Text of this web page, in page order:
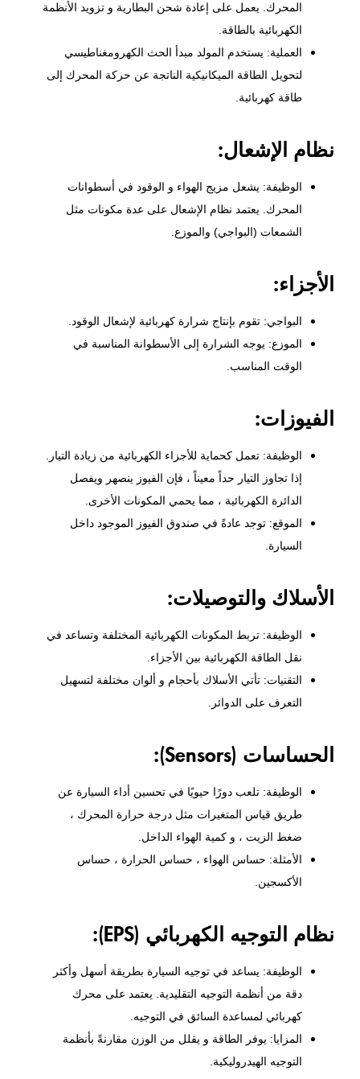
المحرك. يعمل على إعادة شحن البطارية و تزويد الأنظمة
الكهربائية بالطاقة.
العملية: يستخدم المولد مبدأ الحث الكهرومغناطيسي
لتحويل الطاقة الميكانيكية الناتجة عن حركة المحرك إلى
طاقة كهربائية.
نظام الإشعال:
الوظيفة: يشعل مزيج الهواء و الوقود في أسطوانات
المحرك. يعتمد نظام الإشعال على عدة مكونات مثل
الشمعات (البواجي) والموزع.
الأجزاء:
البواجي: تقوم بإنتاج شرارة كهربائية لإشعال الوقود.
الموزع: يوجه الشرارة إلى الأسطوانة المناسبة في
الوقت المناسب.
الفيوزات:
الوظيفة: تعمل كحماية للأجزاء الكهربائية من زيادة التيار.
إذا تجاوز التيار حداً معيناً ، فإن الفيوز ينصهر ويفصل
الدائرة الكهربائية ، مما يحمي المكونات الأخرى.
الموقع: توجد عادةً في صندوق الفيوز الموجود داخل
السيارة.
الأسلاك والتوصيلات:
الوظيفة: تربط المكونات الكهربائية المختلفة وتساعد في
نقل الطاقة الكهربائية بين الأجزاء.
التقنيات: تأتي الأسلاك بأحجام و ألوان مختلفة لتسهيل
التعرف على الدوائر.
الحساسات (Sensors):
الوظيفة: تلعب دورًا حيويًا في تحسين أداء السيارة عن
طريق قياس المتغيرات مثل درجة حرارة المحرك ،
ضغط الزيت ، و كمية الهواء الداخل.
الأمثلة: حساس الهواء ، حساس الحرارة ، حساس
الأكسجين.
نظام التوجيه الكهربائي (EPS):
الوظيفة: يساعد في توجيه السيارة بطريقة أسهل وأكثر
دقة من أنظمة التوجيه التقليدية. يعتمد على محرك
كهربائي لمساعدة السائق في التوجيه.
المزايا: يوفر الطاقة و يقلل من الوزن مقارنةً بأنظمة
التوجيه الهيدروليكية.